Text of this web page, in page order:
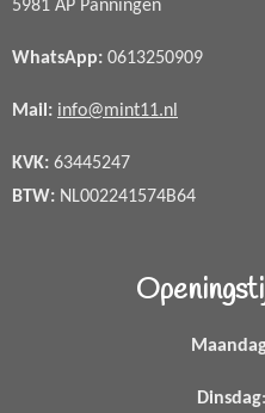
5981 AP Panningen
WhatsApp: 0613250909
Mail: info@mint11.nl
KVK: 63445247
BTW: NL002241574B64
Dinsdag